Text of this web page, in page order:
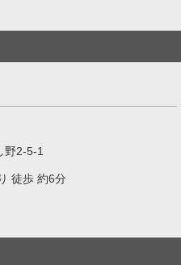
野2-5-1
徒歩 約6分